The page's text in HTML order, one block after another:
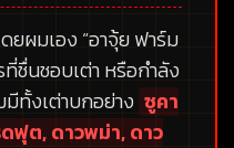
ยผมเอง “อาจุ้ย ฟาร์ม
ชื่นชอบเต่า หรือกำลัง
มีทั้งเต่าบกอย่าง ซูคา
ดฟุต, ดาวพม่า, ดาว